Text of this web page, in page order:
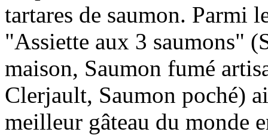
tartares de saumon. Parmi
"Assiette aux 3 saumons"
maison, Saumon fumé
Clerjault, Saumon poché)
meilleur gâteau du monde